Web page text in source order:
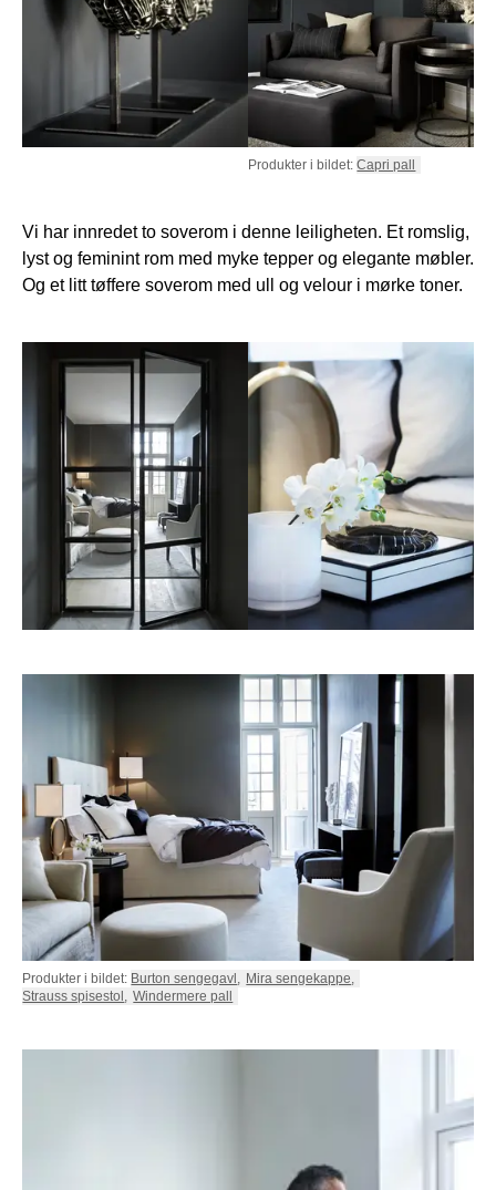
Produkter i bildet: Capri pall
Vi har innredet to soverom i denne leiligheten. Et romslig,
lyst og feminint rom med myke tepper og elegante møbler.
Og et litt tøffere soverom med ull og velour i mørke toner.
Produkter i bildet: Burton sengegavl , Mira sengekappe,
Strauss spisestol , Windermere pall